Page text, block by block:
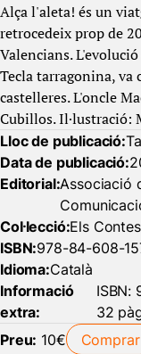
Alça l'aleta! és un
retrocedeix prop de
Valencians.
Tecla tarragonina, va
castelleres. L'oncle
Cubillos. Il·lustració:
Lloc de publicació:
Data de publicació:
Editorial:Associació
Col·lecció:Els
ISBN:978-84-608-
Idioma:Català
Informació
extra:
ISBN:
32
Preu: 10€ Comprar